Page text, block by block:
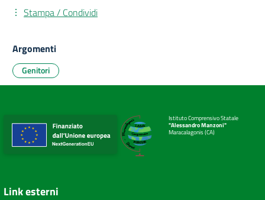
Stampa / Condividi
Argomenti
Genitori
Istituto Comprensivo Statale
"Alessandro Manzoni"
Maracalagonis (CA)
Link esterni